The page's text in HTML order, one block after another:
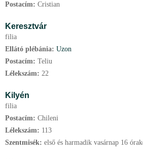
Postacím: Cristian
Keresztvár
filia
Ellátó plébánia: Uzon
Postacím: Teliu
Lélekszám: 22
Kilyén
filia
Postacím: Chileni
Lélekszám: 113
Szentmisék: első és harmadik vasárnap 16